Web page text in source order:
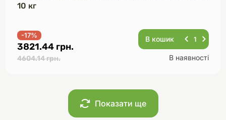
10 кг
-17%
3821.44 грн.
4604.14 грн.
В кошик
В наявності
Показати ще